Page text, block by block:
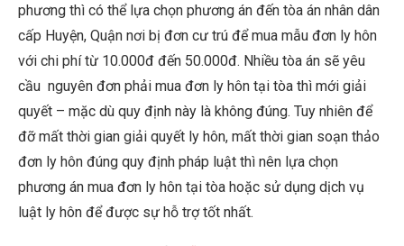
phương thì có thể lựa chọn phương án đến tòa án nhân dân
cấp Huyện, Quận nơi bị đơn cư trú để mua mẫu đơn ly hôn
với chi phí từ 10.000đ đến 50.000đ. Nhiều tòa án sẽ yêu
cầu nguyên đơn phải mua đơn ly hôn tại tòa thì mới giải
quyết – mặc dù quy định này là không đúng. Tuy nhiên để
đỡ mất thời gian giải quyết ly hôn, mất thời gian soạn thảo
đơn ly hôn đúng quy định pháp luật thì nên lựa chọn
phương án mua đơn ly hôn tại tòa hoặc sử dụng dịch vụ
luật ly hôn để được sự hỗ trợ tốt nhất.